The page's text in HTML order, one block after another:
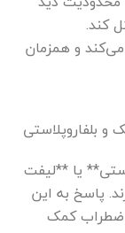
کند.
و همزمان
یا **لیفت
پاسخ به این
کمک